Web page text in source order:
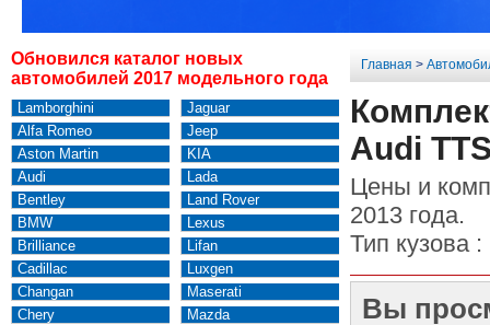
Обновился каталог новых
автомобилей 2017 модельного года
Lamborghini
Alfa Romeo
Aston Martin
Audi
Bentley
BMW
Brilliance
Cadillac
Changan
Chery
Jaguar
Jeep
KIA
Lada
Land Rover
Lexus
Lifan
Luxgen
Maserati
Mazda
Главная >
Audi
Цены и
2013 года.
Тип кузова :
Вы